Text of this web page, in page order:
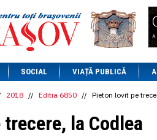
= 5.8304
1 XAU= 464.4611
1 AED= 1.1933
1 AUD= 2.7957
1 BGN= 2.5449
1 CAD= 3.1559
1 CHF= 5.2813
1 CNY= 0.6015
1 DKK
= 0.6668
1 EGP= 0.0860
SOCIAL VIAȚĂ PUBLICĂ
2018 // Editia 6850 // Pieton lovit pe
la Codlea